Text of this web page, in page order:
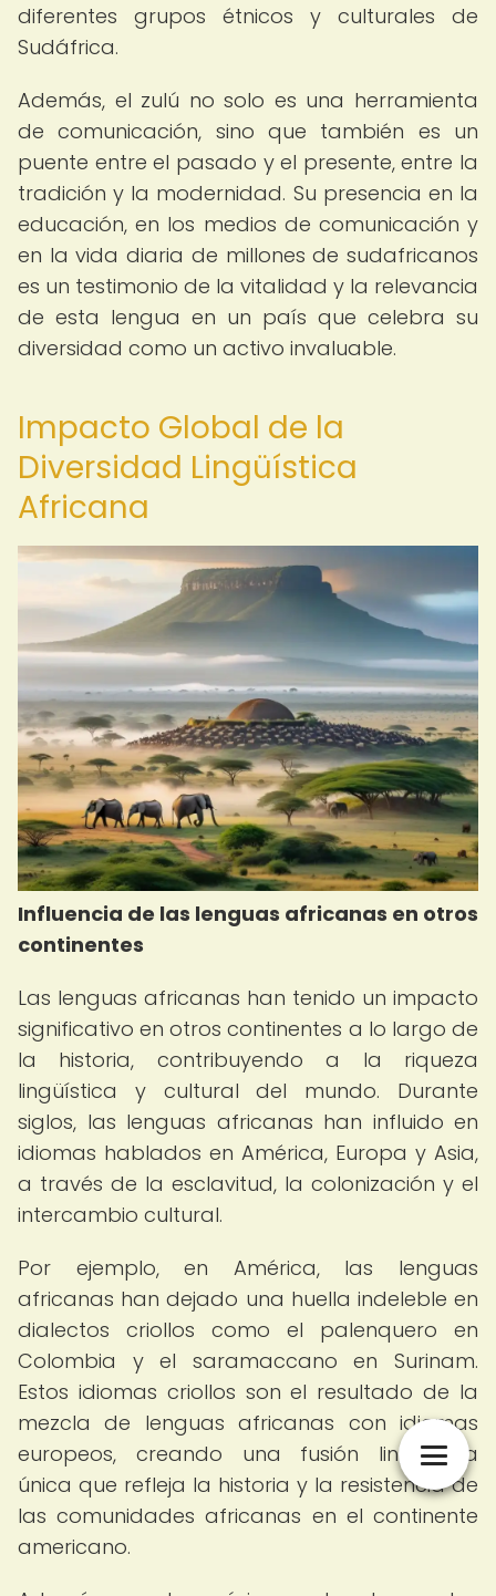
diferentes grupos étnicos y culturales de
Sudáfrica.
Además, el zulú no solo es una herramienta
de comunicación, sino que también es un
puente entre el pasado y el presente, entre la
tradición y la modernidad. Su presencia en la
educación, en los medios de comunicación y
en la vida diaria de millones de sudafricanos
es un testimonio de la vitalidad y la relevancia
de esta lengua en un país que celebra su
diversidad como un activo invaluable.
Impacto Global de la
Diversidad Lingüística
Africana
Influencia de las lenguas africanas en otros
continentes
Las lenguas africanas han tenido un impacto
significativo en otros continentes a lo largo de
la historia, contribuyendo a la riqueza
lingüística y cultural del mundo. Durante
siglos, las lenguas africanas han influido en
idiomas hablados en América, Europa y Asia,
a través de la esclavitud, la colonización y el
intercambio cultural.
Por ejemplo, en América, las lenguas
africanas han dejado una huella indeleble en
dialectos criollos como el palenquero en
Colombia y el saramaccano en Surinam.
Estos idiomas criollos son el resultado de la
mezcla de lenguas africanas con idiomas
europeos, creando una fusión lingüística
única que refleja la historia y la resistencia de
las comunidades africanas en el continente
americano.